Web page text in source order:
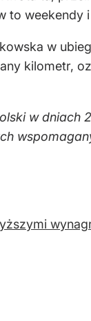
to weekendy
w
kilometr,
w